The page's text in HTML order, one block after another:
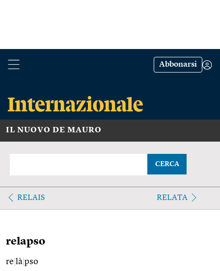
Abbonarsi
IL NUOVO DE MAURO
CERCA
RELAIS RELATA
relapso
re là pso